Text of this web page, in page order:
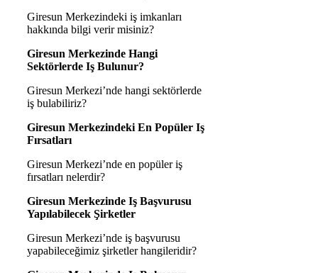
Giresun Merkezindeki iş imkanları
hakkında bilgi verir misiniz?
Giresun Merkezinde Hangi
Sektörlerde Iş Bulunur?
Giresun Merkezi’nde hangi sektörlerde
iş bulabiliriz?
Giresun Merkezindeki En Popüler Iş
Fırsatları
Giresun Merkezi’nde en popüler iş
fırsatları nelerdir?
Giresun Merkezinde Iş Başvurusu
Yapılabilecek Şirketler
Giresun Merkezi’nde iş başvurusu
yapabileceğimiz şirketler hangileridir?